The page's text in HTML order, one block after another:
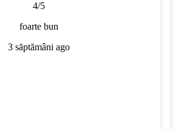
4/5
foarte bun
3 săptămâni ago